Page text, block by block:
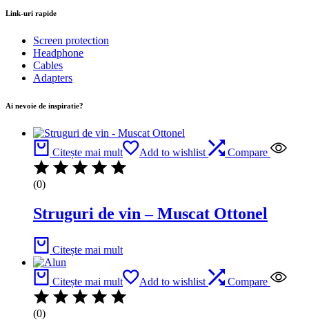
Link-uri rapide
Screen protection
Headphone
Cables
Adapters
Ai nevoie de inspiratie?
Citește mai mult Add to wishlist Compare
(0)
Struguri de vin – Muscat Ottonel
Citește mai mult
Citește mai mult Add to wishlist Compare
(0)